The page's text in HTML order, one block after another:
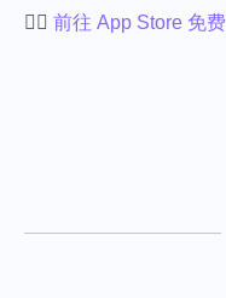
👉🏻 前往 App Store 免